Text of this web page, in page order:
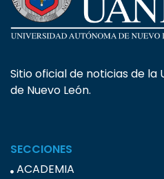
Sitio oficial de noticias de la
de Nuevo León.
SECCIONES
ACADEMIA